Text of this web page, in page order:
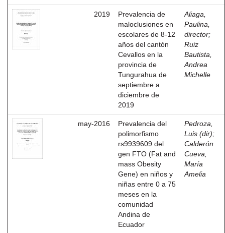
2019
Prevalencia de
maloclusiones en
escolares de 8-12
años del cantón
Cevallos en la
provincia de
Tungurahua de
septiembre a
diciembre de
2019
Aliaga,
Paulina,
director;
Ruiz
Bautista,
Andrea
Michelle
may-2016
Prevalencia del
polimorfismo
rs9939609 del
gen FTO (Fat and
mass Obesity
Gene) en niños y
niñas entre 0 a 75
meses en la
comunidad
Andina de
Ecuador
Pedroza,
Luis (dir);
Calderón
Cueva,
María
Amelia